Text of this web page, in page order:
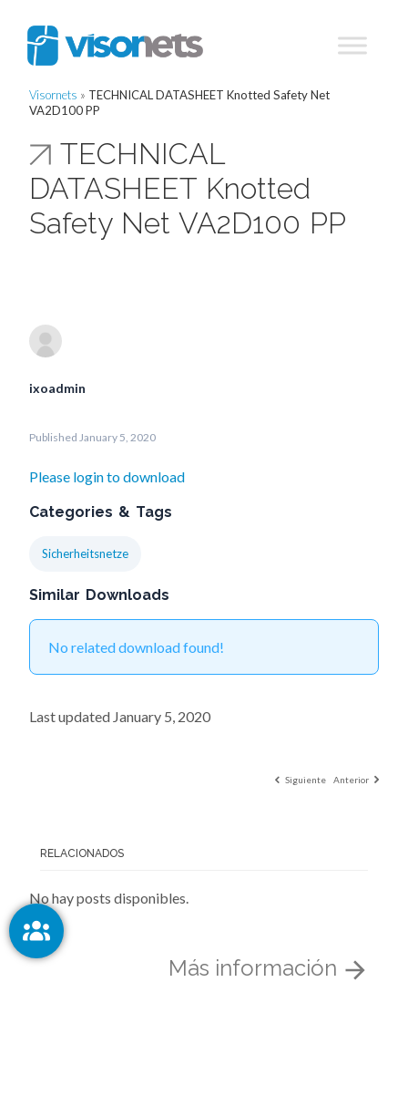
Visornets » TECHNICAL DATASHEET Knotted Safety Net
VA2D100 PP
TECHNICAL
DATASHEET Knotted
Safety Net VA2D100 PP
ixoadmin
Published January 5, 2020
Please login to download
Categories & Tags
Sicherheitsnetze
Similar Downloads
No related download found!
Last updated January 5, 2020
Siguiente Anterior
RELACIONADOS
No hay posts disponibles.
Más información